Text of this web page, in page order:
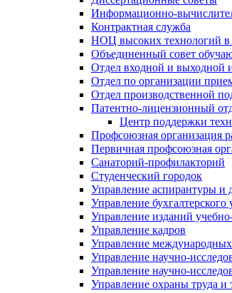
Информационно-
Контрактная служба
НОЦ высоких технологий в
Объединенный совет
Отдел входной и выходной
Отдел по организации
Отдел производственной
Патентно-лицензионный
Центр поддержки
Профсоюзная организация
Первичная профсоюзная
Санаторий-профилакторий
Студенческий городок
Управление аспирантуры и
Управление бухгалтерского
Управление изданий
Упpавление кадpов
Управление международных
Управление научно-
Управление научно-
Управление охраны труда и